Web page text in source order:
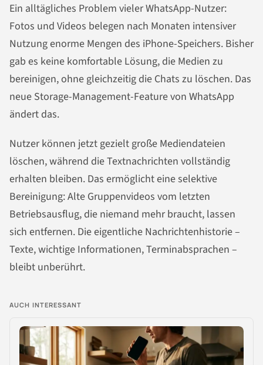
Ein alltägliches Problem vieler WhatsApp-Nutzer:
Fotos und Videos belegen nach Monaten intensiver
Nutzung enorme Mengen des iPhone-Speichers. Bisher
gab es keine komfortable Lösung, die Medien zu
bereinigen, ohne gleichzeitig die Chats zu löschen. Das
neue Storage-Management-Feature von WhatsApp
ändert das.
Nutzer können jetzt gezielt große Mediendateien
löschen, während die Textnachrichten vollständig
erhalten bleiben. Das ermöglicht eine selektive
Bereinigung: Alte Gruppenvideos vom letzten
Betriebsausflug, die niemand mehr braucht, lassen
sich entfernen. Die eigentliche Nachrichtenhistorie –
Texte, wichtige Informationen, Terminabsprachen –
bleibt unberührt.
AUCH INTERESSANT